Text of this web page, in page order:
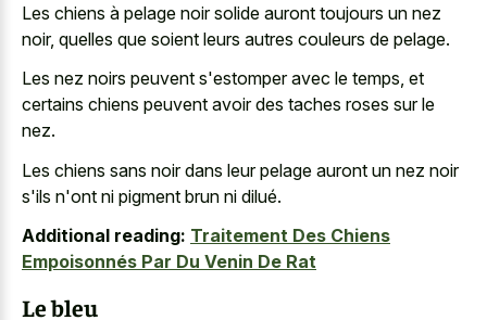
Les chiens à pelage noir solide auront toujours un nez
noir, quelles que soient leurs autres couleurs de pelage.
Les nez noirs peuvent s'estomper avec le temps, et
certains chiens peuvent avoir des taches roses sur le
nez.
Les chiens sans noir dans leur pelage auront un nez noir
s'ils n'ont ni pigment brun ni dilué.
Additional reading: Traitement Des Chiens
Empoisonnés Par Du Venin De Rat
Le bleu